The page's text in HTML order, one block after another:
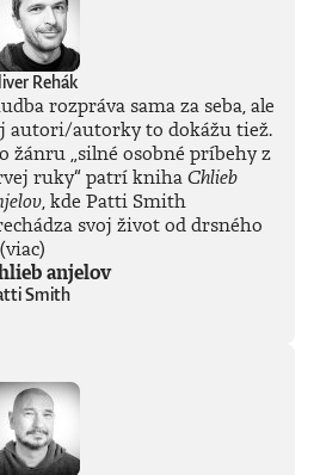
Garáže,
aj
forme
testujú
za
Bangom
je
Rehák
rozpráva sama za seba, ale
autori/autorky to dokážu tiež.
žánru „silné osobné príbehy z
ruky“patrí knihaChlieb
, kde Patti Smith
svoj život od drsného
(viac)
anjelov
Smith